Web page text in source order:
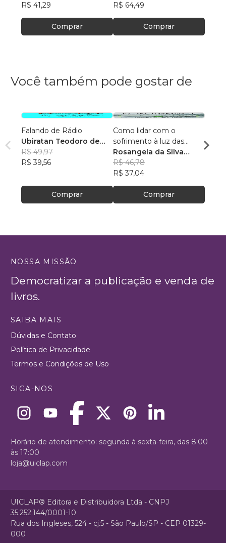
R$ 41,29
Comprar
R$ 64,49
Comprar
Você também pode gostar de
Falando de Rádio
Ubiratan Teodoro de
Souza
R$ 49,97
R$ 39,56
Comprar
Como lidar com o
sofrimento à luz das
Escrituras?
Rosangela da Silva
Feitosa
R$ 46,78
R$ 37,04
Comprar
NOSSA MISSÃO
Democratizar a publicação e venda de
livros.
SAIBA MAIS
Dúvidas e Contato
Política de Privacidade
Termos e Condições de Uso
SIGA-NOS
Horário de atendimento: segunda à sexta-feira, das 8:00
às 17:00
loja@uiclap.com
UICLAP® Editora e Distribuidora Ltda - CNPJ
35.252.144/0001-10
Rua dos Ingleses, 524 - cj.5 - São Paulo/SP - CEP 01329-
000